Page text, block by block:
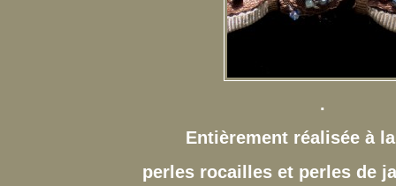
.
Entièrement réalisée à
perles rocailles et perles de